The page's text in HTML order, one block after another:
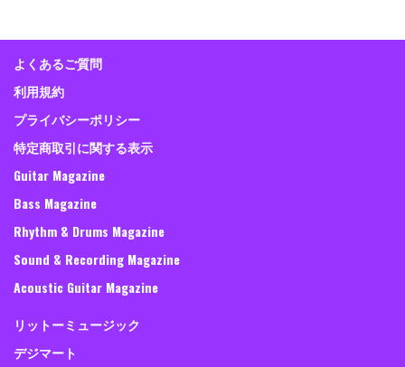
よくあるご質問
利用規約
プライバシーポリシー
特定商取引に関する表示
Guitar Magazine
Bass Magazine
Rhythm & Drums Magazine
Sound & Recording Magazine
Acoustic Guitar Magazine
リットーミュージック
デジマート